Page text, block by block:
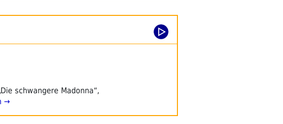
schwangere Madonna“,
→